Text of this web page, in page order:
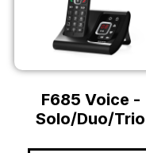
F685 Voice -
Solo/Duo/Trio